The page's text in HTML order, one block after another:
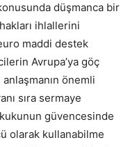
düşmanca bir
ihlallerini
maddi destek
Avrupa’ya göç
önemli
sıra sermaye
güvencesinde
olarak kullanabilme